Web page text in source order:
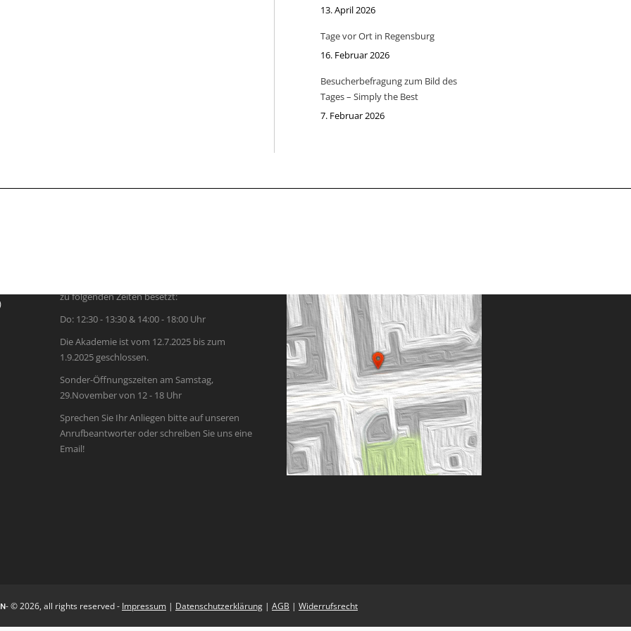
13. April 2026
Tage vor Ort in Regensburg
16. Februar 2026
Besucherbefragung zum Bild des
Tages – Simply the Best
7. Februar 2026
zu folgenden Zeiten besetzt:
Do: 12:30 - 13:30 & 14:00 - 18:00 Uhr
Die Akademie ist vom 12.7.2025 bis zum
1.9.2025 geschlossen.
Sonder-Öffnungszeiten am Samstag,
29.November von 12 - 18 Uhr
Sprechen Sie Ihr Anliegen bitte auf unseren
Anrufbeantworter oder schreiben Sie uns eine
Email!
- © 2026, all rights reserved - Impressum | Datenschutzerklärung | AGB | Widerrufsrecht